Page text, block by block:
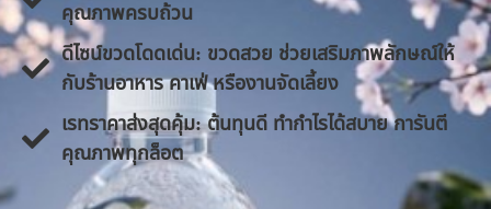
คุณภาพครบถ้วน
ดีไซน์ขวดโดดเด่น: ขวดสวย ช่วยเสริมภาพลักษณ์ให้
กับร้านอาหาร คาเฟ่ หรืองานจัดเลี้ยง
​เรทราคาส่งสุดคุ้ม: ต้นทุนดี ทำกำไรได้สบาย การันตี
คุณภาพทุกล็อต